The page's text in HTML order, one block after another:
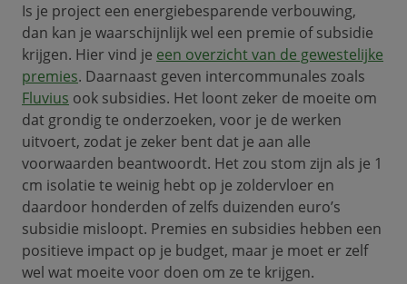
Is je project een energiebesparende verbouwing,
dan kan je waarschijnlijk wel een premie of subsidie
krijgen. Hier vind je een overzicht van de gewestelijke
premies. Daarnaast geven intercommunales zoals
Fluvius ook subsidies. Het loont zeker de moeite om
dat grondig te onderzoeken, voor je de werken
uitvoert, zodat je zeker bent dat je aan alle
voorwaarden beantwoordt. Het zou stom zijn als je 1
cm isolatie te weinig hebt op je zoldervloer en
daardoor honderden of zelfs duizenden euro’s
subsidie misloopt. Premies en subsidies hebben een
positieve impact op je budget, maar je moet er zelf
wel wat moeite voor doen om ze te krijgen.